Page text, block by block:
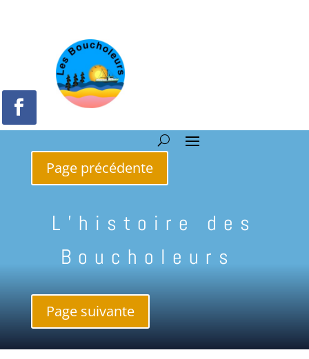
Page précédente
L’histoire des
Boucholeurs
Page suivante